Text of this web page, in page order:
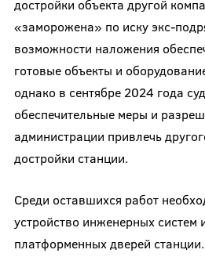
достройки объекта другой
«заморожена» по иску экс-
возможности наложения
готовые объекты и
однако в сентябре 2024 года
обеспечительные меры и
администрации привлечь
достройки станции.
Среди оставшихся работ
устройство инженерных систем
платформенных дверей станции.